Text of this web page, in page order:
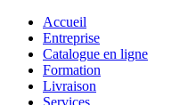
Accueil
Entreprise
Catalogue en ligne
Formation
Livraison
Services